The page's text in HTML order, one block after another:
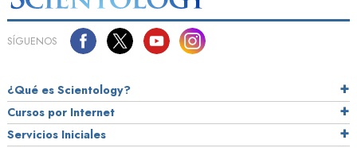
SÍGUENOS
¿Qué es Scientology?
Cursos por Internet
Servicios Iniciales